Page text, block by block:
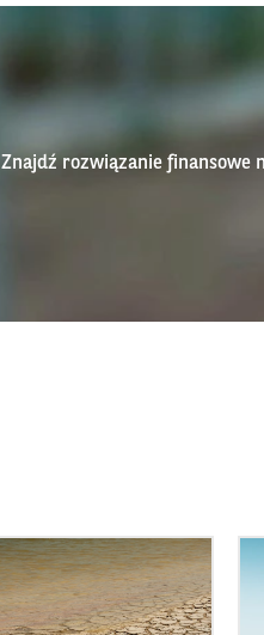
Znajdź rozwiązanie finansowe